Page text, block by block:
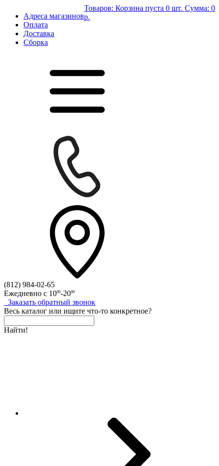
Адреса магазинов
Оплата
Доставка
Сборка
Товаров: Корзина пуста 0 шт. Сумма: 0
р.
(812) 984-02-65
Ежедневно с 1000-2000
Заказать обратный звонок
Весь каталог или ищите что-то конкретное?
Найти!